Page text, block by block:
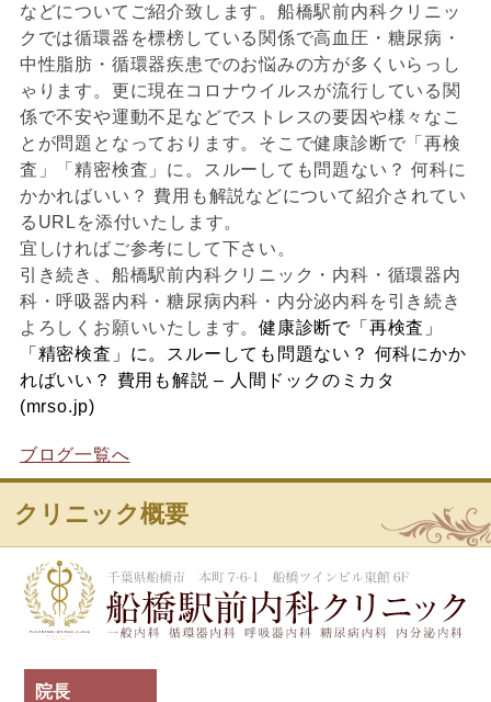
などについてご紹介致します。船橋駅前内科クリニッ
クでは循環器を標榜している関係で高血圧・糖尿病・
中性脂肪・循環器疾患でのお悩みの方が多くいらっし
ゃります。更に現在コロナウイルスが流行している関
係で不安や運動不足などでストレスの要因や様々なこ
とが問題となっております。そこで健康診断で「再検
査」「精密検査」に。スルーしても問題ない？ 何科に
かかればいい？ 費用も解説などについて紹介されてい
るURLを添付いたします。
宜しければご参考にして下さい。
引き続き、船橋駅前内科クリニック・内科・循環器内
科・呼吸器内科・糖尿病内科・内分泌内科を引き続き
よろしくお願いいたします。健康診断で「再検査」
「精密検査」に。スルーしても問題ない？ 何科にかか
ればいい？ 費用も解説 – 人間ドックのミカタ
(mrso.jp)
ブログ一覧へ
クリニック概要
院長